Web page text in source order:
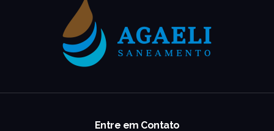
Entre em Contato